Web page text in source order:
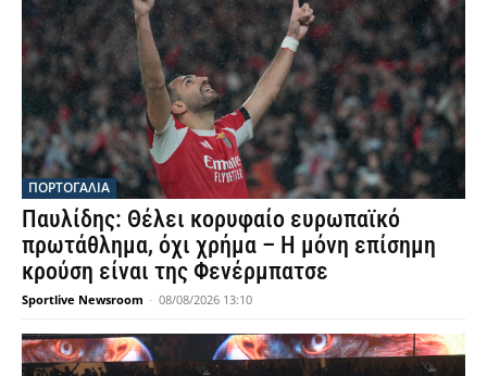
ΠΟΡΤΟΓΑΛΙΑ
Παυλίδης: Θέλει κορυφαίο ευρωπαϊκό
πρωτάθλημα, όχι χρήμα – Η μόνη επίσημη
κρούση είναι της Φενέρμπατσε
Sportlive Newsroom - 08/08/2026 13:10